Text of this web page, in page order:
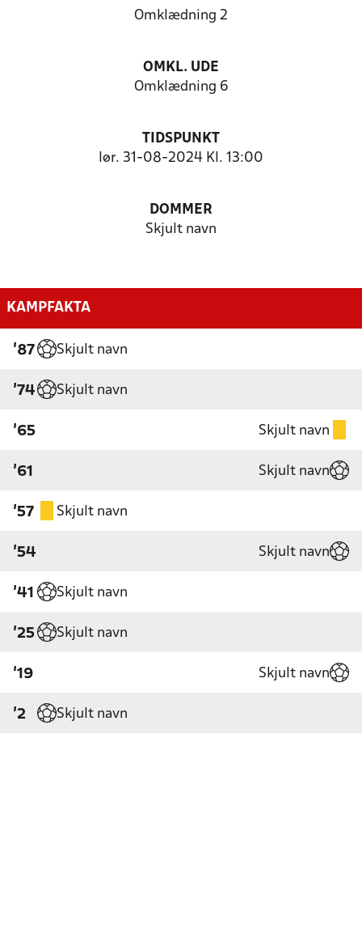
Omklædning 2
OMKL. UDE
Omklædning 6
TIDSPUNKT
lør. 31-08-2024 Kl. 13:00
DOMMER
Skjult navn
KAMPFAKTA
'87 Skjult navn
'74 Skjult navn
'65 Skjult navn
'61 Skjult navn
'57 Skjult navn
'54 Skjult navn
'41 Skjult navn
'25 Skjult navn
'19 Skjult navn
'2 Skjult navn